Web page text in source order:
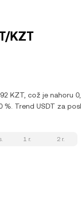
KZT
KZT, což je
Trend USDT za
1 r. 2 r.